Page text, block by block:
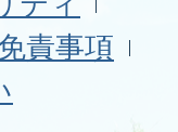
責事項